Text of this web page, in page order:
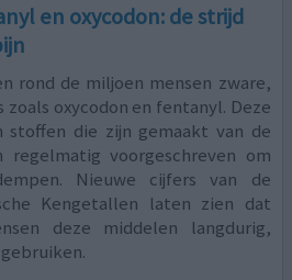
en oxycodon: de strijd
rond de miljoen mensen zware,
oxycodon en fentanyl. Deze
stoffen die zijn gemaakt van de
regelmatig voorgeschreven om
Nieuwe cijfers van de
Kengetallen laten zien dat
deze middelen langdurig,